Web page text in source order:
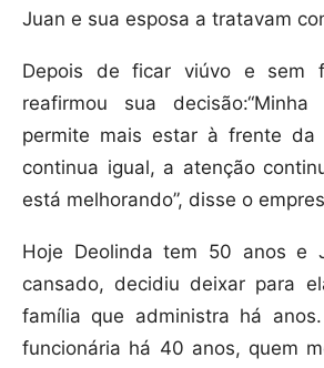
Juan e sua esposa a tratavam
Depois de ficar viúvo e sem
reafirmou sua
permite mais estar à frente da
continua igual, a atenção
está melhorando”, disse o
Hoje Deolinda tem 50 anos e
cansado, decidiu deixar para
família que administra há
funcionária há 40 anos, quem